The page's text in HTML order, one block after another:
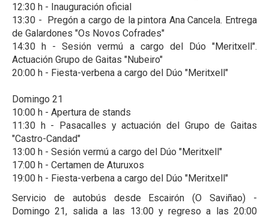
12:30 h - Inauguración oficial
13:30 - Pregón a cargo de la pintora Ana Cancela. Entrega
de Galardones "Os Novos Cofrades"
14:30 h - Sesión vermú a cargo del Dúo "Meritxell".
Actuación Grupo de Gaitas "Nubeiro"
20:00 h - Fiesta-verbena a cargo del Dúo "Meritxell"
Domingo 21
10:00 h - Apertura de stands
11:30 h - Pasacalles y actuación del Grupo de Gaitas
"Castro-Candad"
13:00 h - Sesión vermú a cargo del Dúo "Meritxell"
17:00 h - Certamen de Aturuxos
19:00 h - Fiesta-verbena a cargo del Dúo "Meritxell"
Servicio de autobús desde Escairón (O Saviñao) -
Domingo 21, salida a las 13:00 y regreso a las 20:00